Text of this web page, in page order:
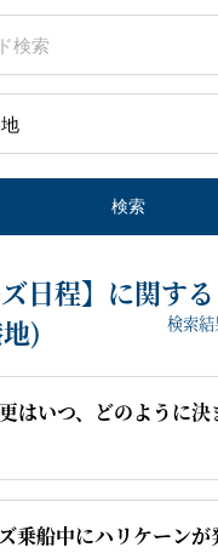
こそ
パン
れ お問
問
検索
ズ日程】に関す
)
検索結
はいつ、どのように
乗船中にハリケーン